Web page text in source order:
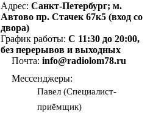
Адрес: Санкт-Петербург; м.
Автово пр. Стачек 67к5 (вход со
двора)
График работы: С 11:30 до 20:00,
без перерывов и выходных
Почта: info@radiolom78.ru
Мессенджеры:
Павел (Специалист-
приёмщик)